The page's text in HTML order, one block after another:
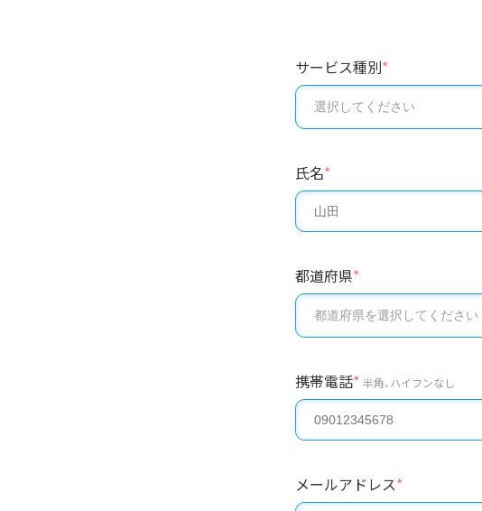
サービス種別*
氏名*
都道府県*
携帯電話* 半角、ハイフンなし
メールアドレス*